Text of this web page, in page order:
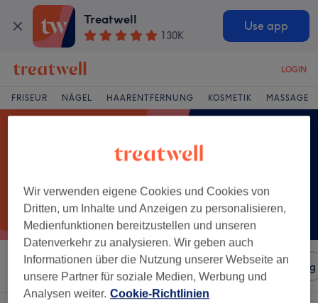
Treatwell
130K
Use app
LOGIN
FRISEUR NÄGEL HAARENTFERNUNG KOSMETIK MASSAGE
Sortieren nach Salons Expressangebote Bewertung
Wir verwenden eigene Cookies und Cookies von
Dritten, um Inhalte und Anzeigen zu personalisieren,
Medienfunktionen bereitzustellen und unseren
Datenverkehr zu analysieren. Wir geben auch
Informationen über die Nutzung unserer Webseite an
unsere Partner für soziale Medien, Werbung und
Analysen weiter. Cookie-Richtlinien